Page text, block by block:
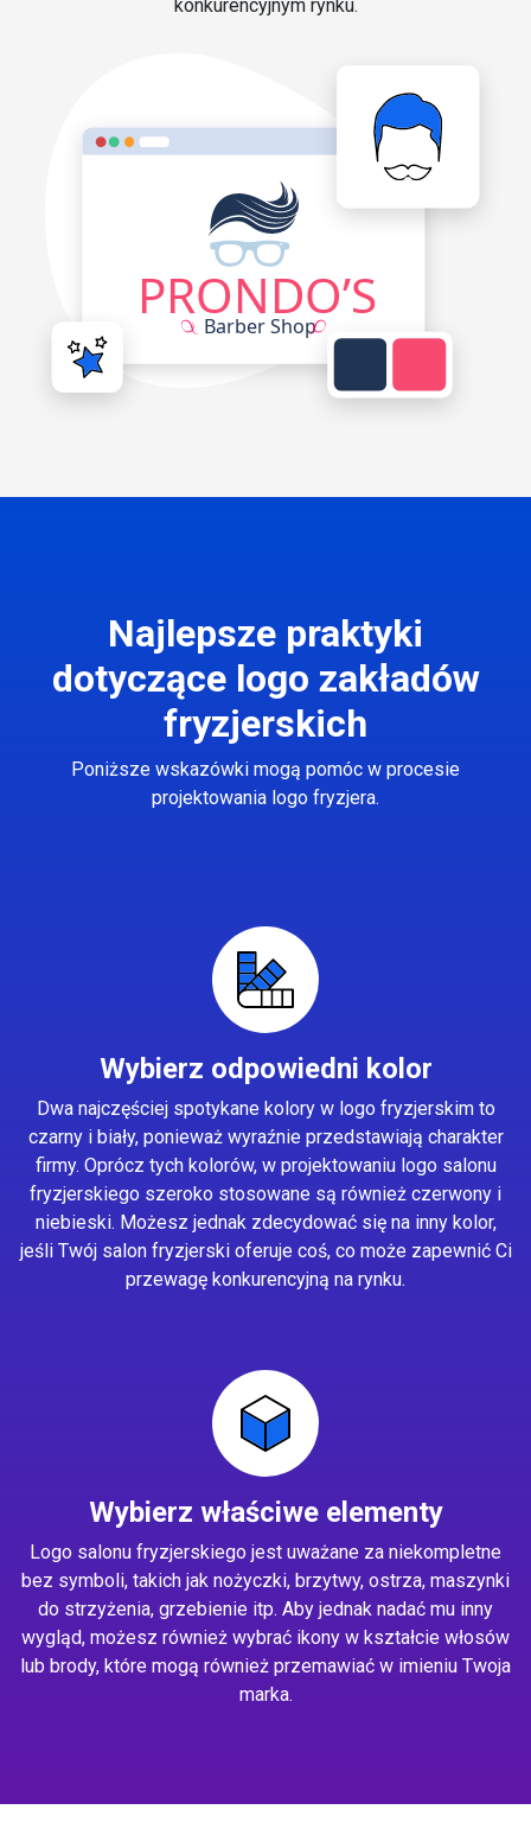
konkurencyjnym rynku.
Najlepsze praktyki
dotyczące logo zakładów
fryzjerskich
Poniższe wskazówki mogą pomóc w procesie
projektowania logo fryzjera.
Wybierz odpowiedni kolor
Dwa najczęściej spotykane kolory w logo fryzjerskim to
czarny i biały, ponieważ wyraźnie przedstawiają charakter
firmy. Oprócz tych kolorów, w projektowaniu logo salonu
fryzjerskiego szeroko stosowane są również czerwony i
niebieski. Możesz jednak zdecydować się na inny kolor,
jeśli Twój salon fryzjerski oferuje coś, co może zapewnić Ci
przewagę konkurencyjną na rynku.
Wybierz właściwe elementy
Logo salonu fryzjerskiego jest uważane za niekompletne
bez symboli, takich jak nożyczki, brzytwy, ostrza, maszynki
do strzyżenia, grzebienie itp. Aby jednak nadać mu inny
wygląd, możesz również wybrać ikony w kształcie włosów
lub brody, które mogą również przemawiać w imieniu Twoja
marka.